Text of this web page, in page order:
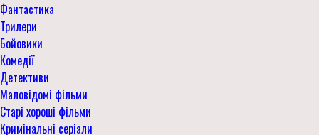
Фантастика
Трилери
Бойовики
Комедії
Детективи
Маловідомі фільми
Старі хороші фільми
Кримінальні серіали